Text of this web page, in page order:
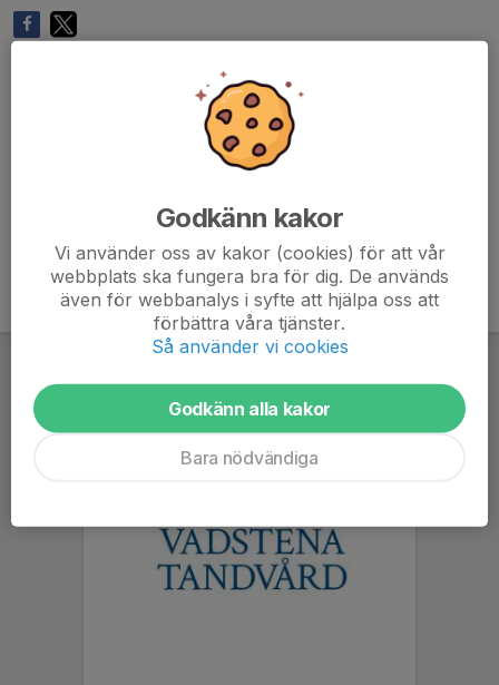
Godkänn kakor
Vi använder oss av kakor (cookies) för att vår
webbplats ska fungera bra för dig. De används
även för webbanalys i syfte att hjälpa oss att
förbättra våra tjänster.
Så använder vi cookies
Godkänn alla kakor
Bara nödvändiga